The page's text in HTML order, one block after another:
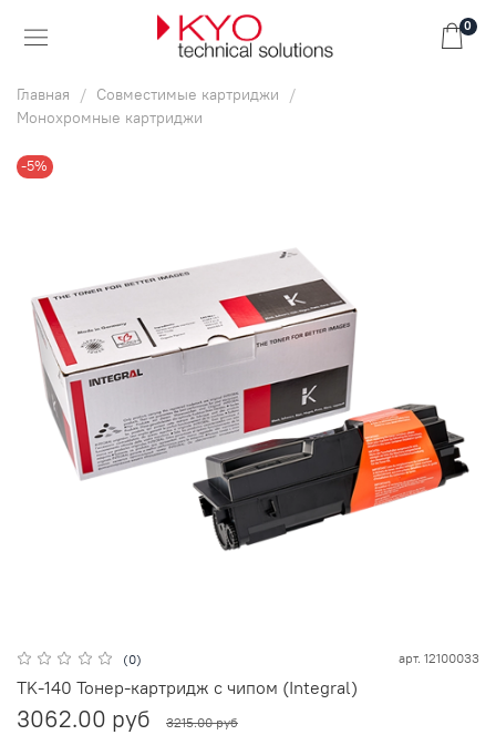
0
Главная
Совместимые картриджи
Монохромные картриджи
-5%
(0) арт. 12100033
TK-140 Тонер-картридж с чипом (Integral)
3062.00 руб 3215.00 руб